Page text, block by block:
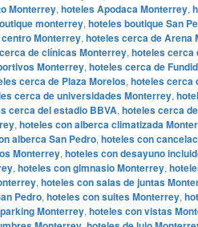
Monterrey, hoteles Apodaca Monterrey,
monterrey, hoteles boutique San
Monterrey, hoteles cerca de Arena
de clínicas Monterrey, hoteles cerca
Monterrey, hoteles cerca de
cerca de Plaza Morelos, hoteles cerca
cerca de universidades Monterrey,
cerca del estadio BBVA, hoteles cerca
, hoteles con alberca climatizada
alberca San Pedro, hoteles con
Monterrey, hoteles con desayuno
, hoteles con gimnasio Monterrey,
, hoteles con salas de juntas
Pedro, hoteles con suites Monterrey,
Monterrey, hoteles con vistas